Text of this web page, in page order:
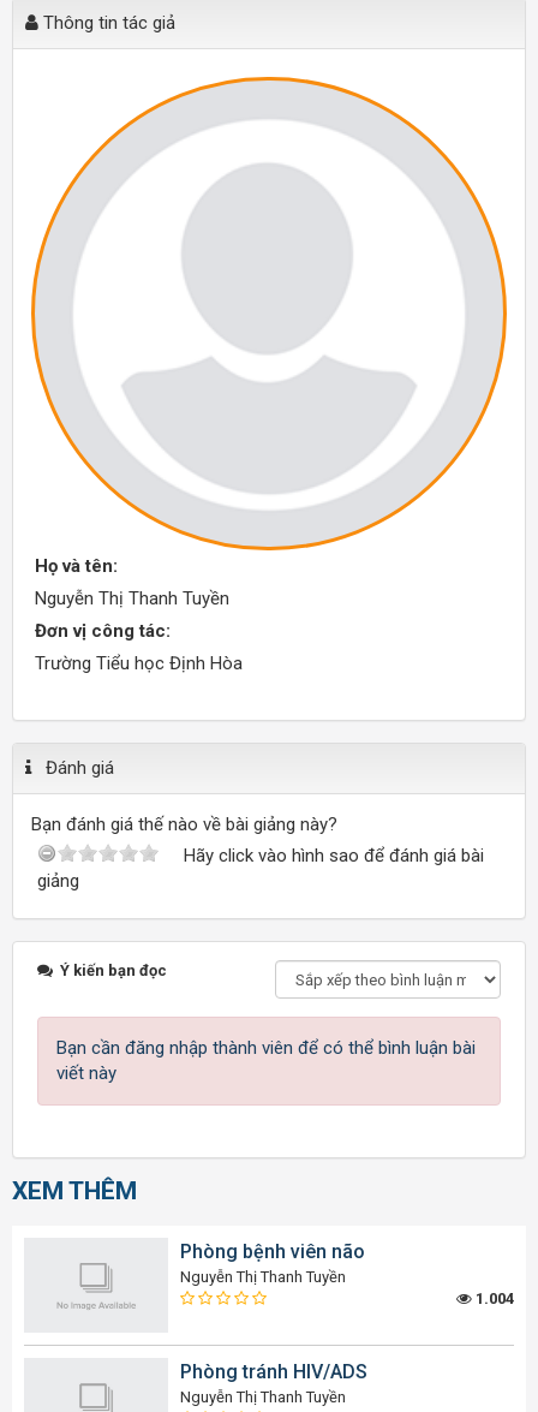
Thông tin tác giả
Họ và tên:
Nguyễn Thị Thanh Tuyền
Đơn vị công tác:
Trường Tiểu học Định Hòa
Đánh giá
Bạn đánh giá thế nào về bài giảng này?
Hãy click vào hình sao để đánh giá bài
giảng
Ý kiến bạn đọc
Bạn cần đăng nhập thành viên để có thể bình luận bài
viết này
XEM THÊM
Phòng bệnh viên não
Nguyễn Thị Thanh Tuyền
1.004
Phòng tránh HIV/ADS
Nguyễn Thị Thanh Tuyền